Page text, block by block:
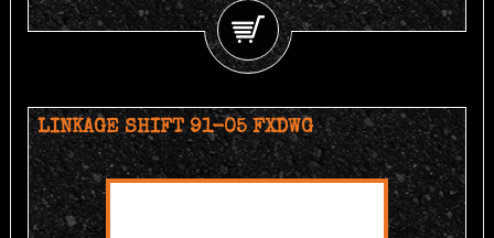
LINKAGE SHIFT 91-05 FXDWG